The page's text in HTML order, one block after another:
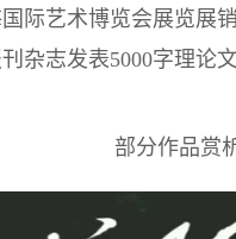
际艺术博览会展览展
杂志发表5000字理论
部分作品赏